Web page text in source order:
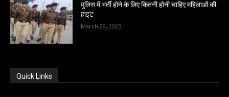
पुलिस में भर्ती होने के लिए कितनी होनी चाहिए महिलाओं की
हाइट
March 29, 2025
Quick Links